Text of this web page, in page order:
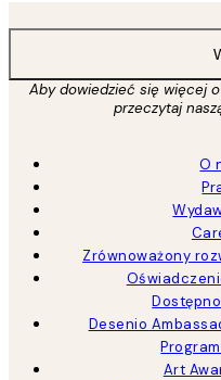
Aby dowiedzieć się więcej
przeczytaj
O
Zrównoważony
Desenio
Art